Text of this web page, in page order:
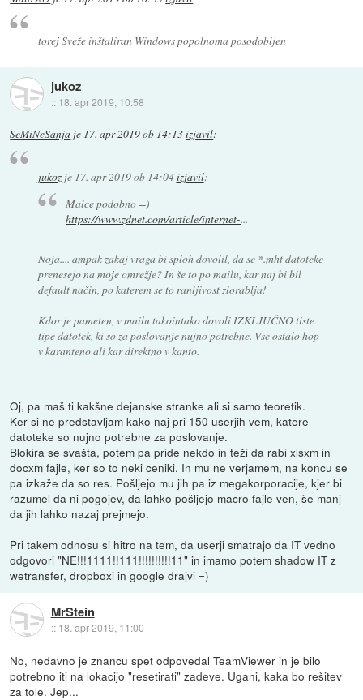
torej Sveže inštaliran Windows popolnoma posodobljen
jukoz
:: 18. apr 2019, 10:58
SeMiNeSanja je 17. apr 2019 ob 14:13izjavil:
jukozje 17. apr 2019 ob 14:04izjavil:
Malce podobno =)
https://www.zdnet.com/article/internet-...
Noja.... ampak zakaj vraga bi sploh dovolil, da se *.mht datoteke
prenesejo na moje omrežje? In še to po mailu, kar naj bi bil
default način, po katerem se to ranljivost zlorablja!
Kdor je pameten, v mailu takointako dovoli IZKLJUČNO tiste
tipe datotek, ki so za poslovanje nujno potrebne. Vse ostalo hop
v karanteno ali kar direktno v kanto.
Oj, pa maš ti kakšne dejanske stranke ali si samo teoretik.
Ker si ne predstavljam kako naj pri 150 userjih vem, katere
datoteke so nujno potrebne za poslovanje.
Blokira se svašta, potem pa pride nekdo in teži da rabi xlsxm in
docxm fajle, ker so to neki ceniki. In mu ne verjamem, na koncu se
pa izkaže da so res. Pošljejo mu jih pa iz megakorporacije, kjer bi
razumel da ni pogojev, da lahko pošljejo macro fajle ven, še manj
da jih lahko nazaj prejmejo.
Pri takem odnosu si hitro na tem, da userji smatrajo da IT vedno
odgovori "NE!!!1111!!111!!!!!!!!!!11" in imamo potem shadow IT z
wetransfer, dropboxi in google drajvi =)
MrStein
:: 18. apr 2019, 11:00
No, nedavno je znancu spet odpovedal TeamViewer in je bilo
potrebno iti na lokacijo "resetirati" zadeve. Ugani, kaka bo rešitev
za tole. Jep...